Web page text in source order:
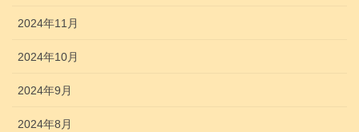
2024年11月
2024年10月
2024年9月
2024年8月